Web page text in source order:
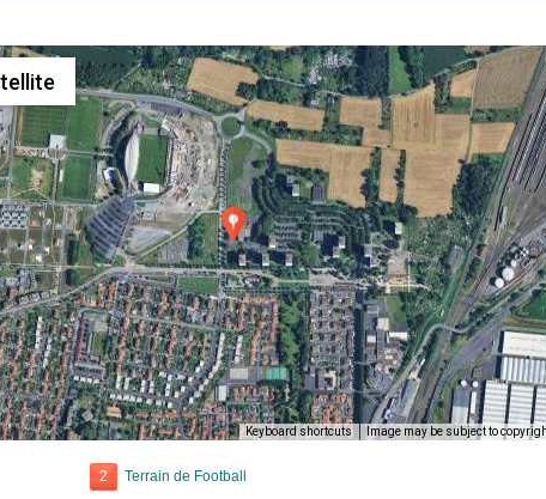
Keyboard shortcuts Image may be subject to
2 Terrain de Football